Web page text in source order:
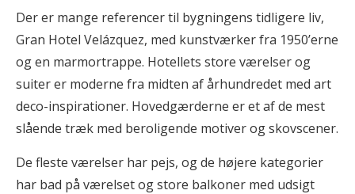
Der er mange referencer til bygningens tidligere liv,
Gran Hotel Velázquez, med kunstværker fra 1950’erne
og en marmortrappe. Hotellets store værelser og
suiter er moderne fra midten af århundredet med art
deco-inspirationer. Hovedgærderne er et af de mest
slående træk med beroligende motiver og skovscener.
De fleste værelser har pejs, og de højere kategorier
har bad på værelset og store balkoner med udsigt